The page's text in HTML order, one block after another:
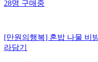
28명구매중
[만원의행복] 혼밥 나물 비
라담기